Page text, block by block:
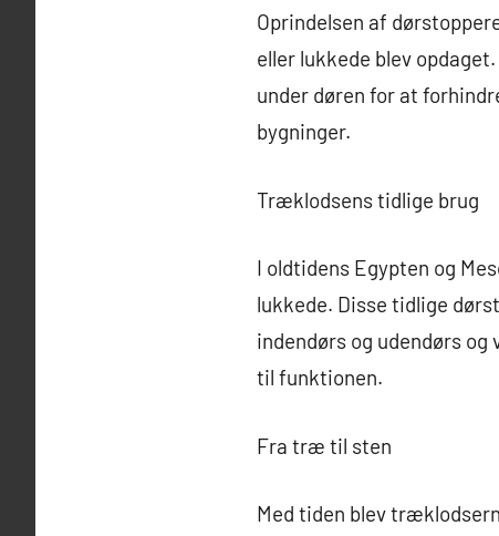
Oprindelsen af
eller lukkede blev
under døren for at
bygninger.
Træklodsens tidlige brug
I oldtidens Egypten og
lukkede. Disse tidlige
indendørs og udendørs
til funktionen.
Fra træ til sten
Med tiden blev